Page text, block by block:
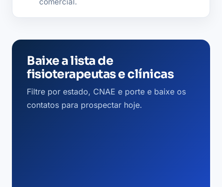
Baixe a lista de
fisioterapeutas e clínicas
Filtre por estado, CNAE e porte e baixe os
contatos para prospectar hoje.